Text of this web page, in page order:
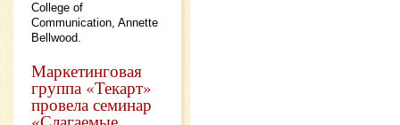
College of
Communication, Annette
Bellwood.
Маркетинговая
группа «Текарт»
провела семинар